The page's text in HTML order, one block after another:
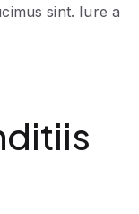
sint. Iure a